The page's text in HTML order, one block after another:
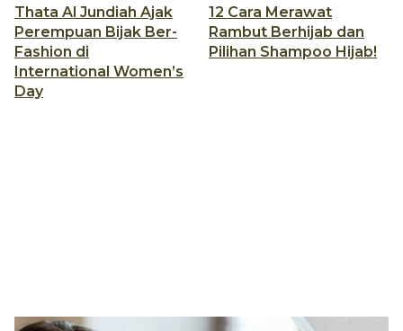
Thata Al Jundiah Ajak
Perempuan Bijak Ber-
Fashion di
International Women’s
Day
12 Cara Merawat
Rambut Berhijab dan
Pilihan Shampoo Hijab!